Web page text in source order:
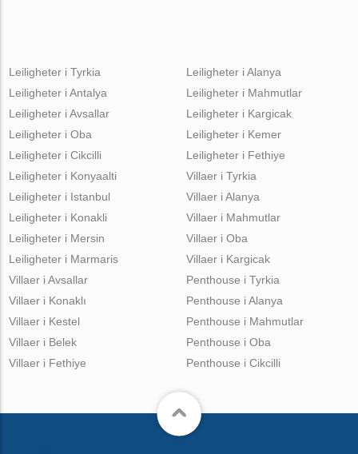
Leiligheter i Tyrkia
Leiligheter i Antalya
Leiligheter i Avsallar
Leiligheter i Oba
Leiligheter i Cikcilli
Leiligheter i Alanya
Leiligheter i Mahmutlar
Leiligheter i Kargicak
Leiligheter i Kemer
Leiligheter i Fethiye
Leiligheter i Konyaalti
Leiligheter i Istanbul
Leiligheter i Konakli
Leiligheter i Mersin
Leiligheter i Marmaris
Villaer i Tyrkia
Villaer i Alanya
Villaer i Mahmutlar
Villaer i Oba
Villaer i Kargicak
Villaer i Avsallar
Villaer i Konaklı
Villaer i Kestel
Villaer i Belek
Villaer i Fethiye
Penthouse i Tyrkia
Penthouse i Alanya
Penthouse i Mahmutlar
Penthouse i Oba
Penthouse i Cikcilli